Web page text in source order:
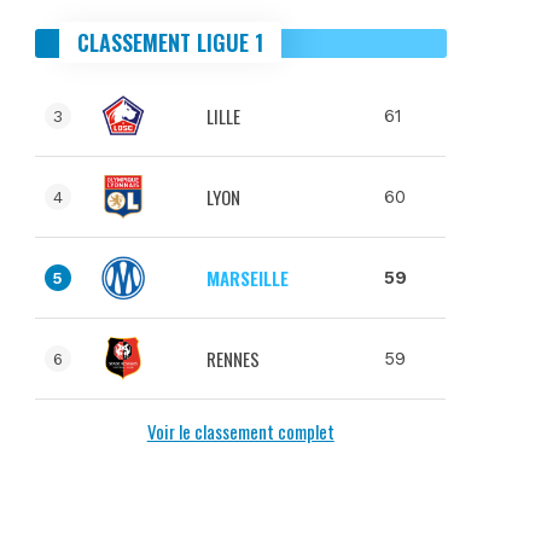
CLASSEMENT LIGUE 1
3 LILLE 61
4 LYON 60
5 MARSEILLE 59
6 RENNES 59
Voir le classement complet